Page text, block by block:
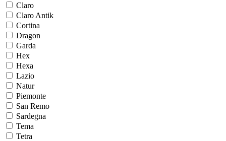
Claro
Claro Antik
Cortina
Dragon
Garda
Hex
Hexa
Lazio
Natur
Piemonte
San Remo
Sardegna
Tema
Tetra